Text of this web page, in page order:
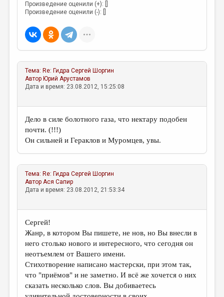
Произведение оценили (+): []
Произведение оценили (-): []
Тема: Re: Гидра Сергей Шоргин
Автор Юрий Арустамов
Дата и время: 23.08.2012, 15:25:08
Дело в силе болотного газа, что нектару подобен
почти. (!!!)
Он сильней и Гераклов и Муромцев, увы.
Тема: Re: Гидра Сергей Шоргин
АвторАся Сапир
Дата и время: 23.08.2012, 21:53:34
Сергей!
Жанр, в котором Вы пишете, не нов, но Вы внесли в
него столько нового и интересного, что сегодня он
неотъемлем от Вашего имени.
Стихотворение написано мастерски, при этом так,
что "приёмов" и не заметно. И всё же хочется о них
сказать несколько слов. Вы добиваетесь